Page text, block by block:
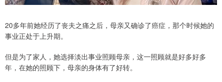
20多年前她经历了丧夫之痛之后，母亲又确诊了癌症，那个时候她的
事业正处于上升期。
但是为了家人，她选择淡出事业照顾母亲，这一照顾就是好多好多
年，在她的照顾下，母亲的身体有了好转。